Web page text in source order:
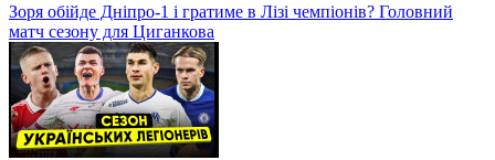
Зоря обійде Дніпро-1 і гратиме в Лізі чемпіонів? Головний
матч сезону для Циганкова